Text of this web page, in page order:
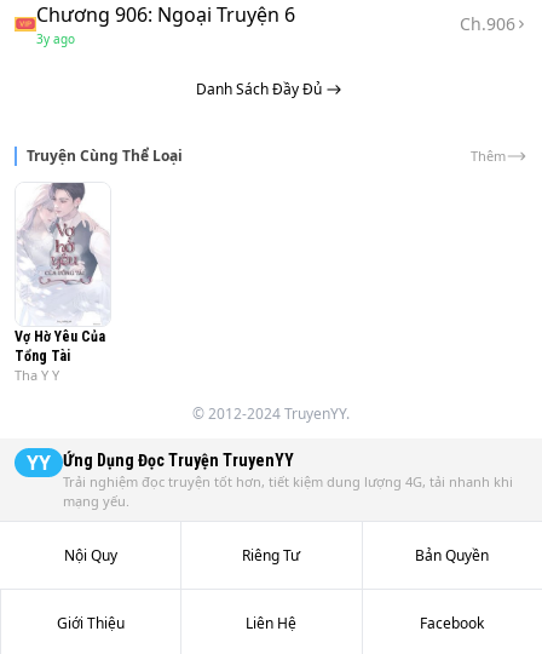
Chương 906: Ngoại Truyện 6
3y ago
Ch.906
Danh Sách Đầy Đủ
Truyện Cùng Thể Loại Thêm
Vợ Hờ Yêu Của
Tổng Tài
Tha Y Y
© 2012-2024 TruyenYY.
YY Ứng Dụng Đọc Truyện TruyenYY
Trải nghiệm đọc truyện tốt hơn, tiết kiệm dung lượng 4G, tải nhanh khi
mạng yếu.
Nội Quy Riêng Tư Bản Quyền
Giới Thiệu Liên Hệ Facebook